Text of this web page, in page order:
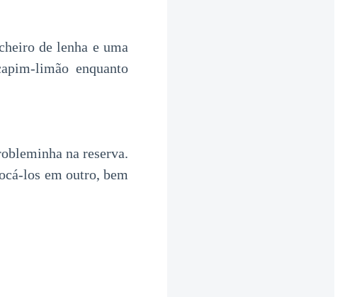
de lenha e uma
limão enquanto
na reserva.
los em outro, bem